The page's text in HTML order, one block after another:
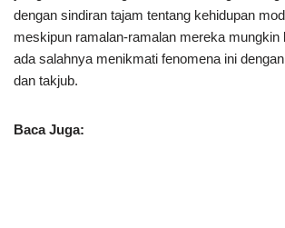
dengan sindiran tajam tentang kehidupan
meskipun ramalan-ramalan mereka mungkin
ada salahnya menikmati fenomena ini
dan takjub.
Baca Juga: